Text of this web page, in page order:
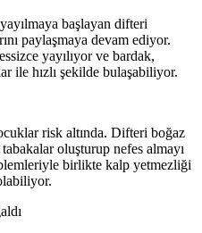
başlayan difteri
paylaşmaya devam ediyor.
yayılıyor ve bardak,
ile hızlı şekilde bulaşabiliyor.
risk altında. Difteri boğaz
oluşturup nefes almayı
birlikte kalp yetmezliği